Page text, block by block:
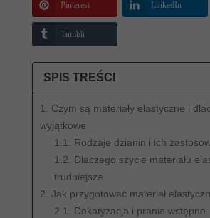
Pinterest LinkedIn
Tumblr
SPIS TREŚCI
1. Czym są materiały elastyczne i
wyjątkowe
1.1. Rodzaje dzianin i ich
1.2. Dlaczego szycie materiału
trudniejsze
2. Jak przygotować materiał
2.1. Dekatyzacja i pranie wstępne